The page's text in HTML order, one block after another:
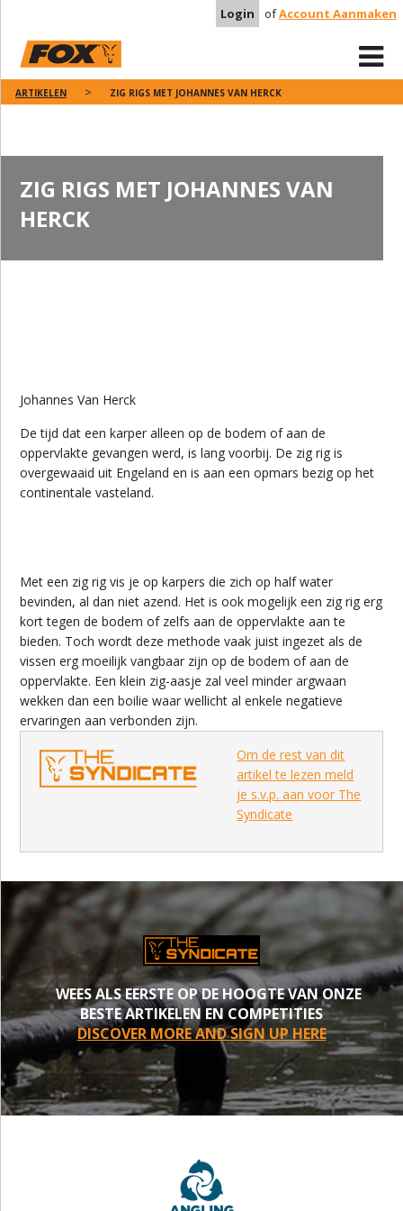
Login ofAccount Aanmaken
ARTIKELEN ZIG RIGS MET JOHANNES VAN HERCK
ZIG RIGS MET JOHANNES VAN
HERCK
Johannes Van Herck
De tijd dat een karper alleen op de bodem of aan de
oppervlakte gevangen werd, is lang voorbij. De zig rig is
overgewaaid uit Engeland en is aan een opmars bezig op het
continentale vasteland.
Met een zig rig vis je op karpers die zich op half water
bevinden, al dan niet azend. Het is ook mogelijk een zig rig erg
kort tegen de bodem of zelfs aan de oppervlakte aan te
bieden. Toch wordt deze methode vaak juist ingezet als de
vissen erg moeilijk vangbaar zijn op de bodem of aan de
oppervlakte. Een klein zig-aasje zal veel minder argwaan
wekken dan een boilie waar wellicht al enkele negatieve
ervaringen aan verbonden zijn.
Om de rest van dit
artikel te lezen meld
je s.v.p. aan voor The
Syndicate
WEES ALS EERSTE OP DE HOOGTE VAN ONZE
BESTE ARTIKELEN EN COMPETITIES
DISCOVER MORE AND SIGN UP HERE